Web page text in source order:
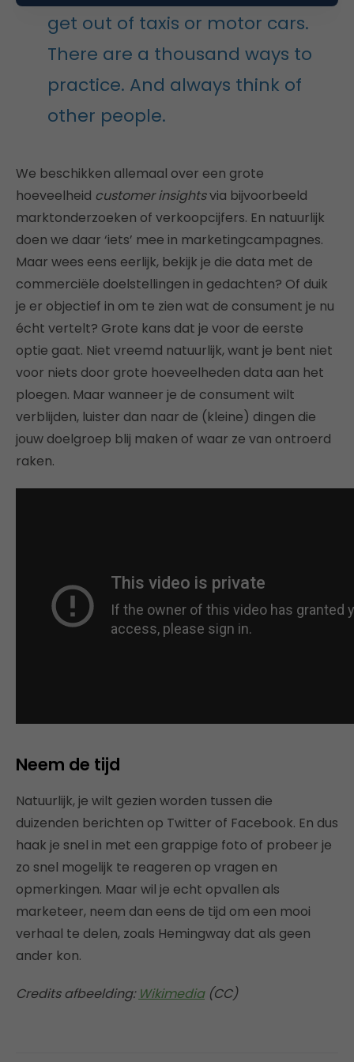
get out of taxis or motor cars.
There are a thousand ways to
practice. And always think of
other people.
We beschikken allemaal over een grote
hoeveelheid customer insightsvia bijvoorbeeld
marktonderzoeken of verkoopcijfers. En natuurlijk
doen we daar ‘iets’ mee in marketingcampagnes.
Maar wees eens eerlijk, bekijk je die data met de
commerciële doelstellingen in gedachten? Of duik
je er objectief in om te zien wat de consument je nu
écht vertelt? Grote kans dat je voor de eerste
optie gaat. Niet vreemd natuurlijk, want je bent niet
voor niets door grote hoeveelheden data aan het
ploegen. Maar wanneer je de consument wilt
verblijden, luister dan naar de (kleine) dingen die
jouw doelgroep blij maken of waar ze van ontroerd
raken.
Neem de tijd
Natuurlijk, je wilt gezien worden tussen die
duizenden berichten op Twitter of Facebook. En dus
haak je snel in met een grappige foto of probeer je
zo snel mogelijk te reageren op vragen en
opmerkingen. Maar wil je echt opvallen als
marketeer, neem dan eens de tijd om een mooi
verhaal te delen, zoals Hemingway dat als geen
ander kon.
Credits afbeelding: Wikimedia(CC)